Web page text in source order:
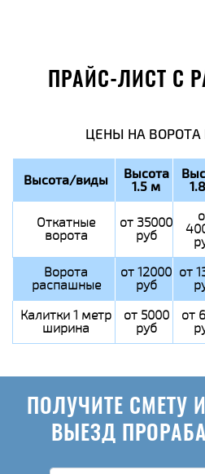
ПРАЙС-ЛИСТ С
ЦЕНЫ НА ВОРОТА
Высота/виды Высота
1.5 м
Откатные
ворота
от 35000
руб
Ворота
распашные
от 12000
руб
от
Калитки 1 метр
ширина
от 5000
руб
от
ПОЛУЧИТЕ СМЕТУ
ВЫЕЗД